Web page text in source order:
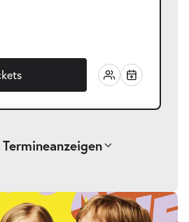
anzeigen
brennen durch-
Fr.